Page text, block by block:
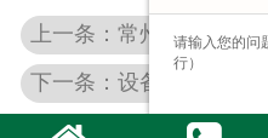
上一条：常州电液伺服